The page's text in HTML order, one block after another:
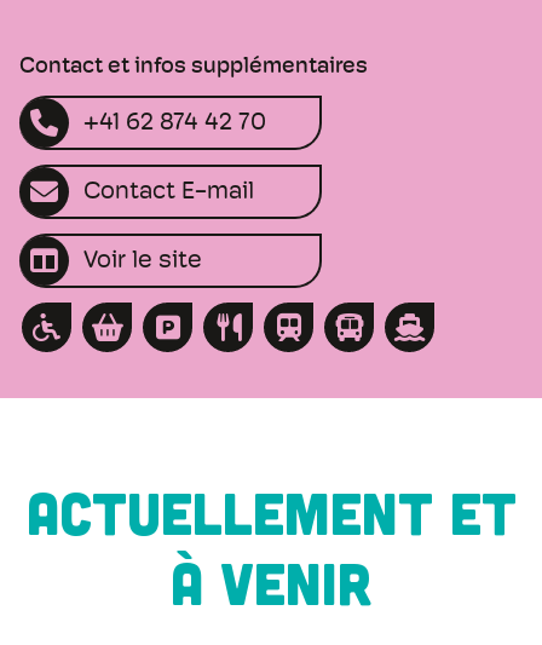
Contact et infos supplémentaires
+41 62 874 42 70
Contact E-mail
Voir le site
ACTUELLEMENT ET
À VENIR